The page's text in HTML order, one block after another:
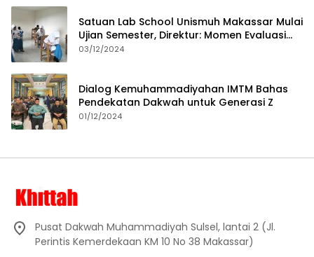
Satuan Lab School Unismuh Makassar Mulai
Ujian Semester, Direktur: Momen Evaluasi
Proses Pembelajaran
03/12/2024
Dialog Kemuhammadiyahan IMTM Bahas
Pendekatan Dakwah untuk Generasi Z
01/12/2024
Pusat Dakwah Muhammadiyah Sulsel, lantai 2 (Jl.
Perintis Kemerdekaan KM 10 No 38 Makassar)